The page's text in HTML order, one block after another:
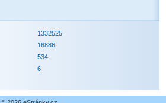
6
1332525
16886
534